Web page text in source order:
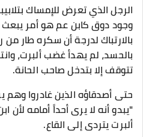
الرجل الذي تعرض للإمساك
وجود دوق كابن عم هو أمر يبعث
بالارتباك لدرجة أن سكره طار
بالحسد، لم يهدأ غضب ألبرت،
تتوقف إلا بتدخل صاحب الحانة.
حتى أصدقاؤه الذين غادروا وهم
"يبدو أنه لا يرى أحداً أمامه لأن
ألبرت يتردى إلى القاع.